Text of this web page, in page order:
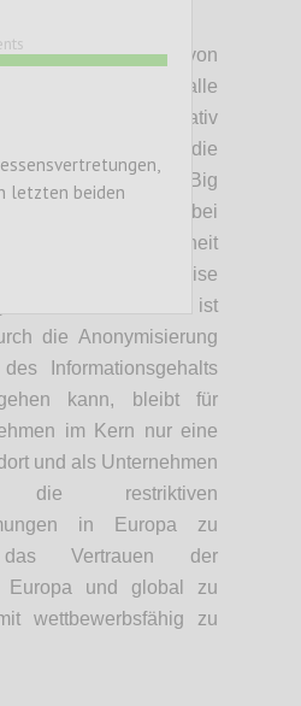
die Verarbeitung von
haben in Europa für alle
relativ
einzuholen oder die
und dann ihre Big
zu fahren. Da bei
zum einen Unsicherheit
Vorgangsweise
damit herausfordernd ist
die Anonymisierung
Informationsgehalts
kann, bleibt für
im Kern nur eine
und als Unternehmen
restriktiven
in Europa zu
Vertrauen der
Europa und global zu
wettbewerbsfähig zu
letzten beiden